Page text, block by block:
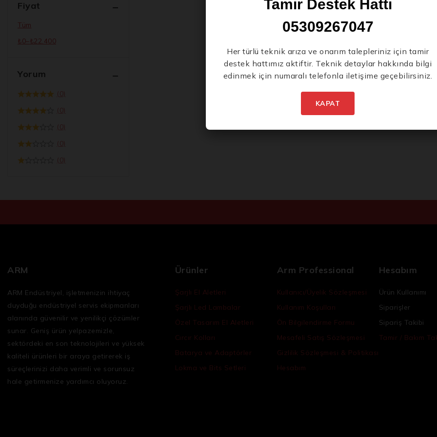
Fiyat
Tüm
₺0–₺22.400
Yorum
(0)
(0)
(0)
(0)
(0)
ARM
ARM Endüstriyel, işletmenizin ihtiyaç
duyduğu endüstriyel servis ekipmanları
alanında güvenilir ve yenilikçi çözümler
sunar. Geniş ürün yelpazemizle,
sektördeki en son teknolojileri ve yüksek
kaliteli ürünleri bir araya getirerek iş
süreçlerinizi daha verimli ve sorunsuz
hale getirmenize yardımcı oluyoruz.
Ürünler
Şarjlı El Aletleri
Şarjlı Led Lambalar
Özel Tasarım El Aletleri
Cırcır Kolları
Batarya ve Adaptörler
Lokma ve Bits Setleri
Arm Professional
Kullanıcı/Üyelik Sözleşmesi
Kullanım Koşulları
Ön Bilgilendirme Formu
Mesafeli Satış Sözleşmesi
Gizlilik Sözleşmesi & Politikası
Hesabım
Hesabım
Ürün Kullanımı
Siparişler
Sipariş Takibi
Tamir / Bakım
Tamir Destek Hattı
05309267047
Her türlü teknik arıza ve onarım talepleriniz için tamir
destek hattımız aktiftir. Teknik detaylar hakkında bilgi
edinmek için numaralı telefonla iletişime geçebilirsiniz.
KAPAT